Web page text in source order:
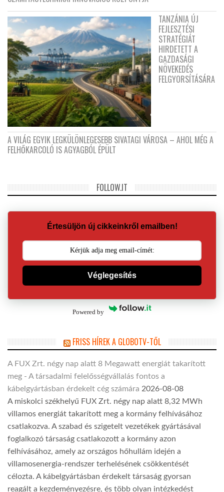
TANZÁNIA ÚJ
FEJLESZTÉSI
STRATÉGIÁT
HIRDETETT A
GAZDASÁGI
NÖVEKEDÉS
FELGYORSÍTÁSÁRA
A VILÁG EGYIK LEGKÜLÖNLEGESEBB SIVATAGI VÁROSA – AHOL MÉG A
FELHŐKARCOLÓ IS AGYAGBÓL ÉPÜLT
FOLLOW.IT
Értesüljön új cikkeinkről emailben!
Véglegesítés
Powered by
FRISS HÍREK A GLOBOTV-TŐL
A FUX Zrt. négy nap alatt 8 Megawatt energiát takarított
meg - A társadalmi felelősségvállalás fontos a
kábelgyártásban érdekelt cég számára 2026-08-08
A miskolci székhelyű FUX Zrt. négy nap alatt 8,32 MWh
villamos energiát takarított meg a kormány felhívásához
csatlakozva. A szabad és szigetelt vezetékek gyártásával
foglalkozó társaság csatlakozott a kormány azon
felhívásához, amely az országos hőhullám idején a
villamosenergia-rendszer terhelésének csökkentését
célozta. A kábelgyártásban érdekelt társaság gyorsan
reagált a kezdeményezésre, és több olyan intézkedést